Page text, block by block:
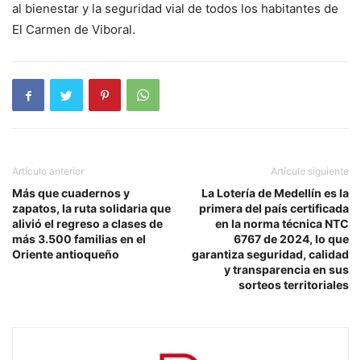
al bienestar y la seguridad vial de todos los habitantes de
El Carmen de Viboral.
Artículo anterior
Más que cuadernos y
zapatos, la ruta solidaria que
alivió el regreso a clases de
más 3.500 familias en el
Oriente antioqueño
Artículo siguiente
La Lotería de Medellín es la
primera del país certificada
en la norma técnica NTC
6767 de 2024, lo que
garantiza seguridad, calidad
y transparencia en sus
sorteos territoriales